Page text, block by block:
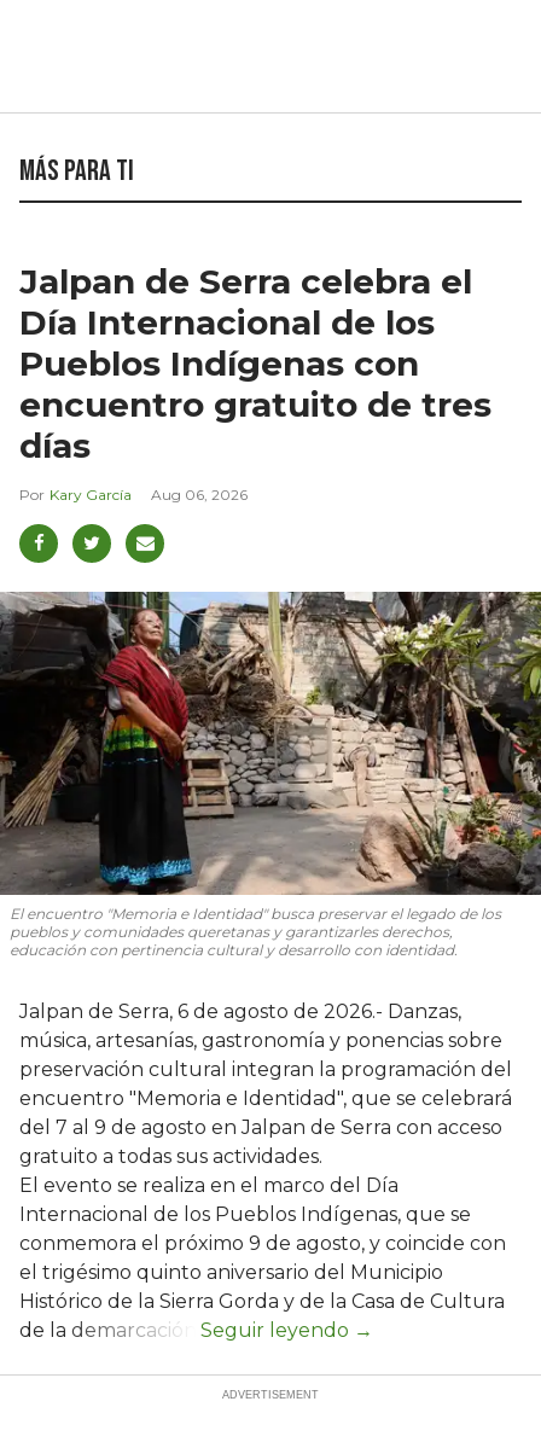
Más para ti
Jalpan de Serra celebra el
Día Internacional de los
Pueblos Indígenas con
encuentro gratuito de tres
días
Kary García Aug 06, 2026
El encuentro "Memoria e Identidad" busca preservar el legado de los
pueblos y comunidades queretanas y garantizarles derechos,
educación con pertinencia cultural y desarrollo con identidad.
Jalpan de Serra, 6 de agosto de 2026.- Danzas,
música, artesanías, gastronomía y ponencias sobre
preservación cultural integran la programación del
encuentro "Memoria e Identidad", que se celebrará
del 7 al 9 de agosto en Jalpan de Serra con acceso
gratuito a todas sus actividades.
El evento se realiza en el marco del Día
Internacional de los Pueblos Indígenas, que se
conmemora el próximo 9 de agosto, y coincide con
el trigésimo quinto aniversario del Municipio
Histórico de la Sierra Gorda y de la Casa de Cultura
de la demarcación.